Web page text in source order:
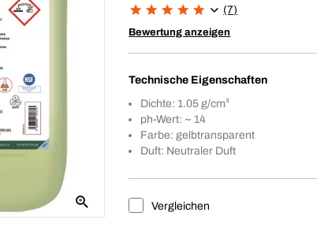
(7)
Bewertung anzeigen
Technische Eigenschaften
Dichte: 1.05 g/cm³
ph-Wert: ~ 14
Farbe: gelbtransparent
Duft: Neutraler Duft
Vergleichen